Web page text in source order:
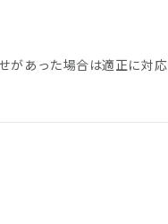
があった場合は適正に対